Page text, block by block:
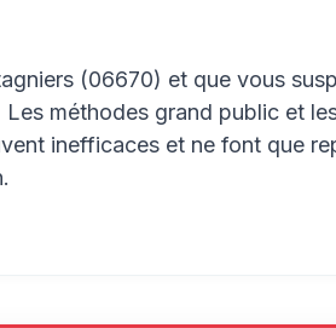
(06670) et que vous
Les méthodes grand public et
inefficaces et ne font que